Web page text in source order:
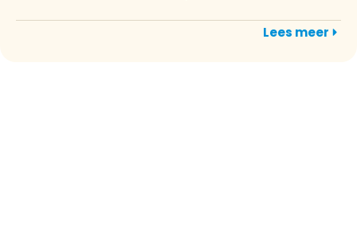
Lees meer